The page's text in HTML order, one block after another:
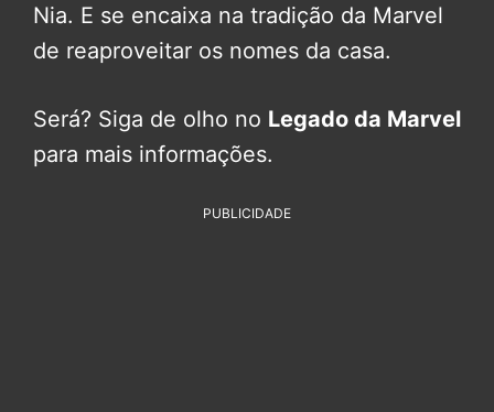
Nia. E se encaixa na tradição da Marvel
de reaproveitar os nomes da casa.
Será? Siga de olho no Legado da Marvel
para mais informações.
PUBLICIDADE